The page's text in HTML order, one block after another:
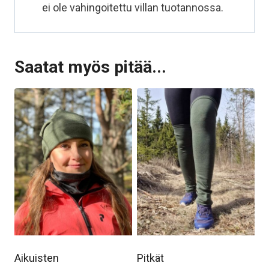
ei ole vahingoitettu villan tuotannossa.
Saatat myös pitää...
Aikuisten
Pitkät